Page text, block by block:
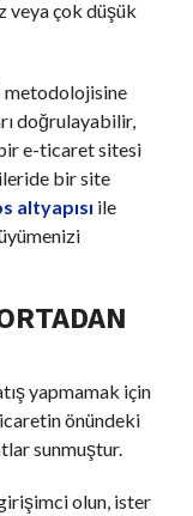
veya çok düşük
metodolojisine
doğrulayabilir,
e-ticaret sitesi
bir site
altyapısı ile
yapmamak için
önündeki
sunmuştur.
olun, ister